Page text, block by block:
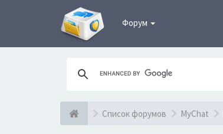
Форум
Список форумов MyChat